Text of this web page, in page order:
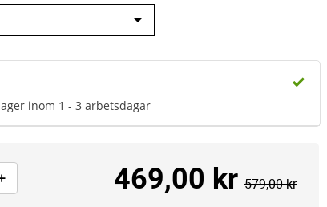
inom 1 - 3 arbetsdagar
469,00 kr 579,00 kr